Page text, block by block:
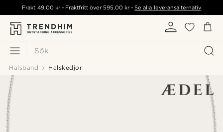
Sök
Frakt 49,00 kr- Fraktfritt över595,00 kr -Se alla leveransalternativ
Halsband Halskedjor